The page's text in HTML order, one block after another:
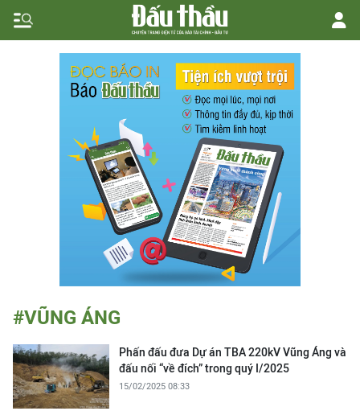
#VŨNG ÁNG
Phấn đấu đưa Dự án TBA 220kV Vũng Áng và
đấu nối “về đích” trong quý I/2025
15/02/2025 08:33